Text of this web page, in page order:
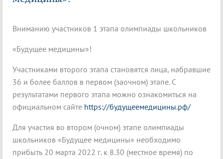
Вниманию участников 1 этапа олимпиады школьников
«Будущее медицины»!
Участниками второго этапа становятся лица, набравшие
36 и более баллов в первом (заочном) этапе. С
результатами первого этапа можно ознакомиться на
официальном сайте https://будущеемедицины.рф/
Для участия во втором (очном) этапе олимпиады
школьников «Будущее медицины» необходимо
прибыть 20 марта 2022 г. к 8.30 (местное время) по